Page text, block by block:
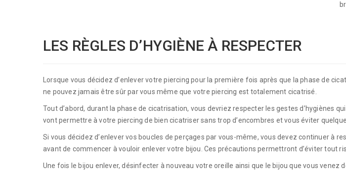
LES RÈGLES D’HYGIÈNE À RESPECTER
Lorsque vous décidez d’enlever votre piercing pour la première fois après que la phase de
ne pouvez jamais être sûr par vous même que votre piercing est totalement cicatrisé.
Tout d’abord, durant la phase de cicatrisation, vous devriez respecter les gestes d’hygiènes
vont permettre à votre piercing de bien cicatriser sans trop d’encombres et vous éviter
Si vous décidez d’enlever vos boucles de perçages par vous-même, vous devez continuer à
avant de commencer à vouloir enlever votre bijou. Ces précautions permettront d’éviter tout
Une fois le bijou enlever, désinfecter à nouveau votre oreille ainsi que le bijou que vous